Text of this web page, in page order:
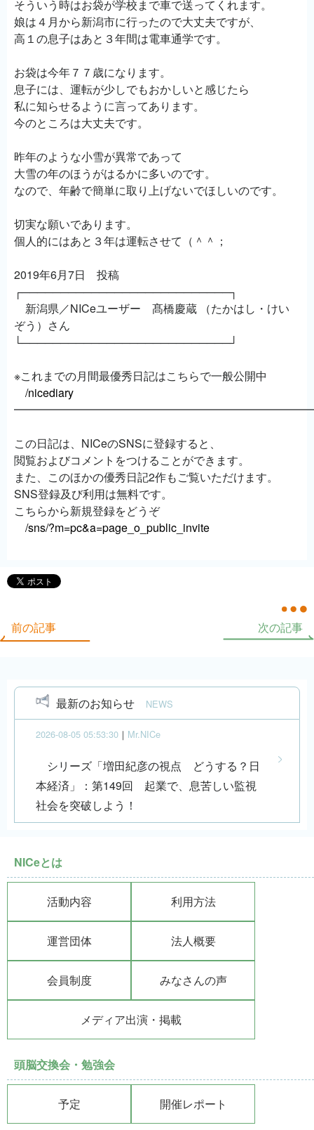
そういう時はお袋が学校まで車で送ってくれます。
娘は４月から新潟市に行ったので大丈夫ですが、
高１の息子はあと３年間は電車通学です。
お袋は今年７７歳になります。
息子には、運転が少しでもおかしいと感じたら
私に知らせるように言ってあります。
今のところは大丈夫です。
昨年のような小雪が異常であって
大雪の年のほうがはるかに多いのです。
なので、年齢で簡単に取り上げないでほしいのです。
切実な願いであります。
個人的にはあと３年は運転させて（＾＾；
2019年6月7日 投稿
┌───────────────────────────┐
新潟県／NICeユーザー 髙橋慶蔵 （たかはし・けい
ぞう）さん
└───────────────────────────┘
※これまでの月間最優秀日記はこちらで一般公開中
/nicediary
この日記は、NICeのSNSに登録すると、
閲覧およびコメントをつけることができます。
また、このほかの優秀日記2作もご覧いただけます。
SNS登録及び利用は無料です。
こちらから新規登録をどうぞ
/sns/?m=pc&a=page_o_public_invite
前の記事 次の記事
最新のお知らせ NEWS
2026-08-05 05:53:30 ｜ Mr.NICe
シリーズ「増田紀彦の視点 どうする？日
本経済」：第149回 起業で、息苦しい監視
社会を突破しよう！
NICeとは
活動内容 利用方法
運営団体 法人概要
会員制度 みなさんの声
メディア出演・掲載
頭脳交換会・勉強会
予定 開催レポート